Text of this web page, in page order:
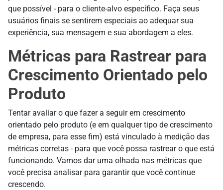
que possível - para o cliente-alvo específico. Faça seus
usuários finais se sentirem especiais ao adequar sua
experiência, sua mensagem e sua abordagem a eles.
Métricas para Rastrear para
Crescimento Orientado pelo
Produto
Tentar avaliar o que fazer a seguir em crescimento
orientado pelo produto (e em qualquer tipo de crescimento
de empresa, para esse fim) está vinculado à medição das
métricas corretas - para que você possa rastrear o que está
funcionando. Vamos dar uma olhada nas métricas que
você precisa analisar para garantir que você continue
crescendo.